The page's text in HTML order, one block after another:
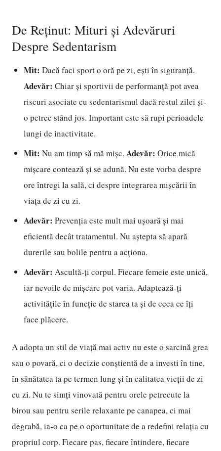
De Reținut: Mituri și Adevăruri
Despre Sedentarism
Mit: Dacă faci sport o oră pe zi, ești în siguranță.
Adevăr: Chiar și sportivii de performanță pot avea
riscuri asociate cu sedentarismul dacă restul zilei și-
o petrec stând jos. Important este să rupi perioadele
lungi de inactivitate.
Mit: Nu am timp să mă mișc. Adevăr: Orice mică
mișcare contează și se adună. Nu este vorba despre
ore întregi la sală, ci despre integrarea mișcării în
viața de zi cu zi.
Adevăr: Prevenția este mult mai ușoară și mai
eficientă decât tratamentul. Nu aștepta să apară
durerile sau bolile pentru a acționa.
Adevăr: Ascultă-ți corpul. Fiecare femeie este unică,
iar nevoile de mișcare pot varia. Adaptează-ți
activitățile în funcție de starea ta și de ceea ce îți
face plăcere.
A adopta un stil de viață mai activ nu este o sarcină grea
sau o povară, ci o decizie conștientă de a investi în tine,
în sănătatea ta pe termen lung și în calitatea vieții de zi
cu zi. Nu te simți vinovată pentru orele petrecute la
birou sau pentru serile relaxante pe canapea, ci mai
degrabă, ia-o ca pe o oportunitate de a redefini relația cu
propriul corp. Fiecare pas, fiecare întindere, fiecare